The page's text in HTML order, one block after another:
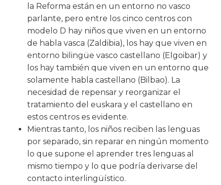
la Reforma están en un entorno no vasco
parlante, pero entre los cinco centros con
modelo D hay niños que viven en un entorno
de habla vasca (Zaldibia), los hay que viven en
entorno bilingüe vasco castellano (Elgoibar) y
los hay también que viven en un entorno que
solamente habla castellano (Bilbao). La
necesidad de repensar y reorganizar el
tratamiento del euskara y el castellano en
estos centros es evidente.
Mientras tanto, los niños reciben las lenguas
por separado, sin reparar en ningún momento
lo que supone el aprender tres lenguas al
mismo tiempo y lo que podría derivarse del
contacto interlingüístico.